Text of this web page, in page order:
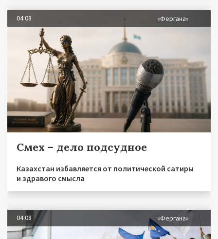
04.08 «Фергана»
Смех – дело подсудное
Казахстан избавляется от политической сатиры
и здравого смысла
04.08 «Фергана»